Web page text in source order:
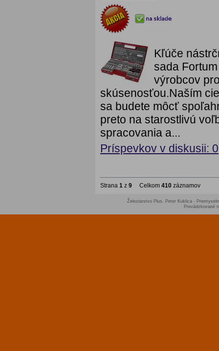
Kľúče
sada
výrobcov
skúsenosťou.Naším
sa budete môcť
preto na starostlivú
spracovania a...
Príspevkov v diskusii: 0
Strana 1 z 9 Celkom 410 záznamov
Železiarstvo Plus, Peter Kuklica -
Prevádzkované